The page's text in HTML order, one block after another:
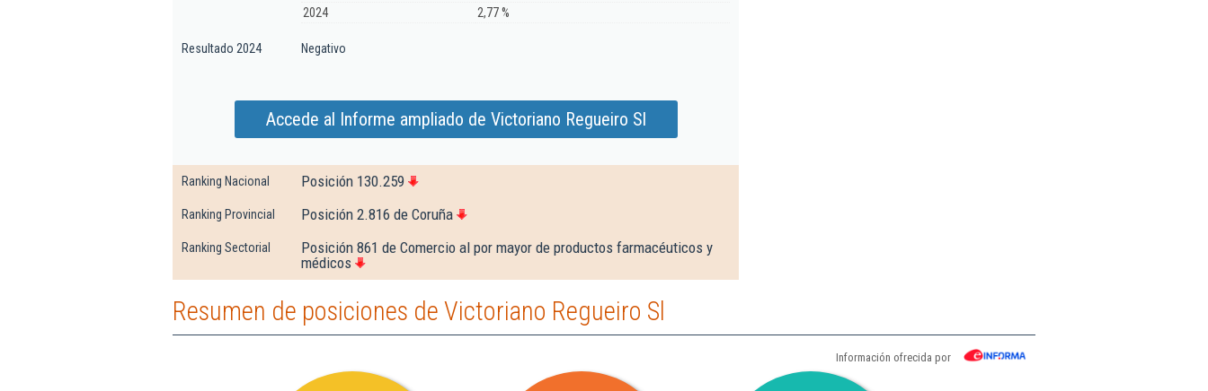
2024
2,77 %
Resultado 2024 Negativo
Accede al Informe ampliado de Victoriano Regueiro Sl
Ranking Nacional Posición 130.259
Ranking Provincial Posición 2.816 de Coruña
Ranking Sectorial
Posición 861 de Comercio al por mayor de productos farmacéuticos y
médicos
Resumen de posiciones de Victoriano Regueiro Sl
Información ofrecida por